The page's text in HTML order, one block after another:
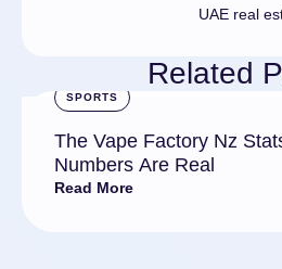
UAE real
Related
SPORTS
The Vape Factory Nz
Numbers Are Real
Read More